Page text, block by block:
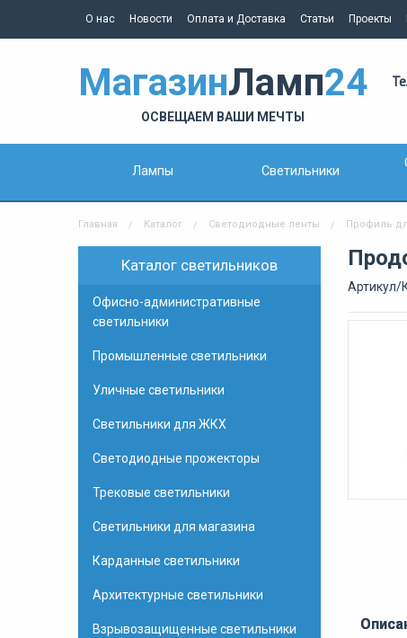
О нас Новости Оплата и Доставка Статьи Проекты
МагазинЛамп24
ОСВЕЩАЕМ ВАШИ МЕЧТЫ
Лампы Светильники
Главная Каталог Светодиодные ленты Профиль
Каталог светильников
Офисно-административные
светильники
Промышленные светильники
Уличные светильники
Светильники для ЖКХ
Светодиодные прожекторы
Трековые светильники
Светильники для магазина
Карданные светильники
Архитектурные светильники
Взрывозащищенные светильники
Артикул/